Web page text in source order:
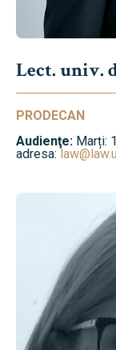
Lect. univ.
PRODECAN
Audienţe: Marți:
adresa: